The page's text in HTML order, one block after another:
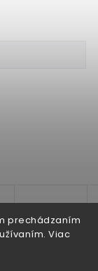
prechádzaním
Viac